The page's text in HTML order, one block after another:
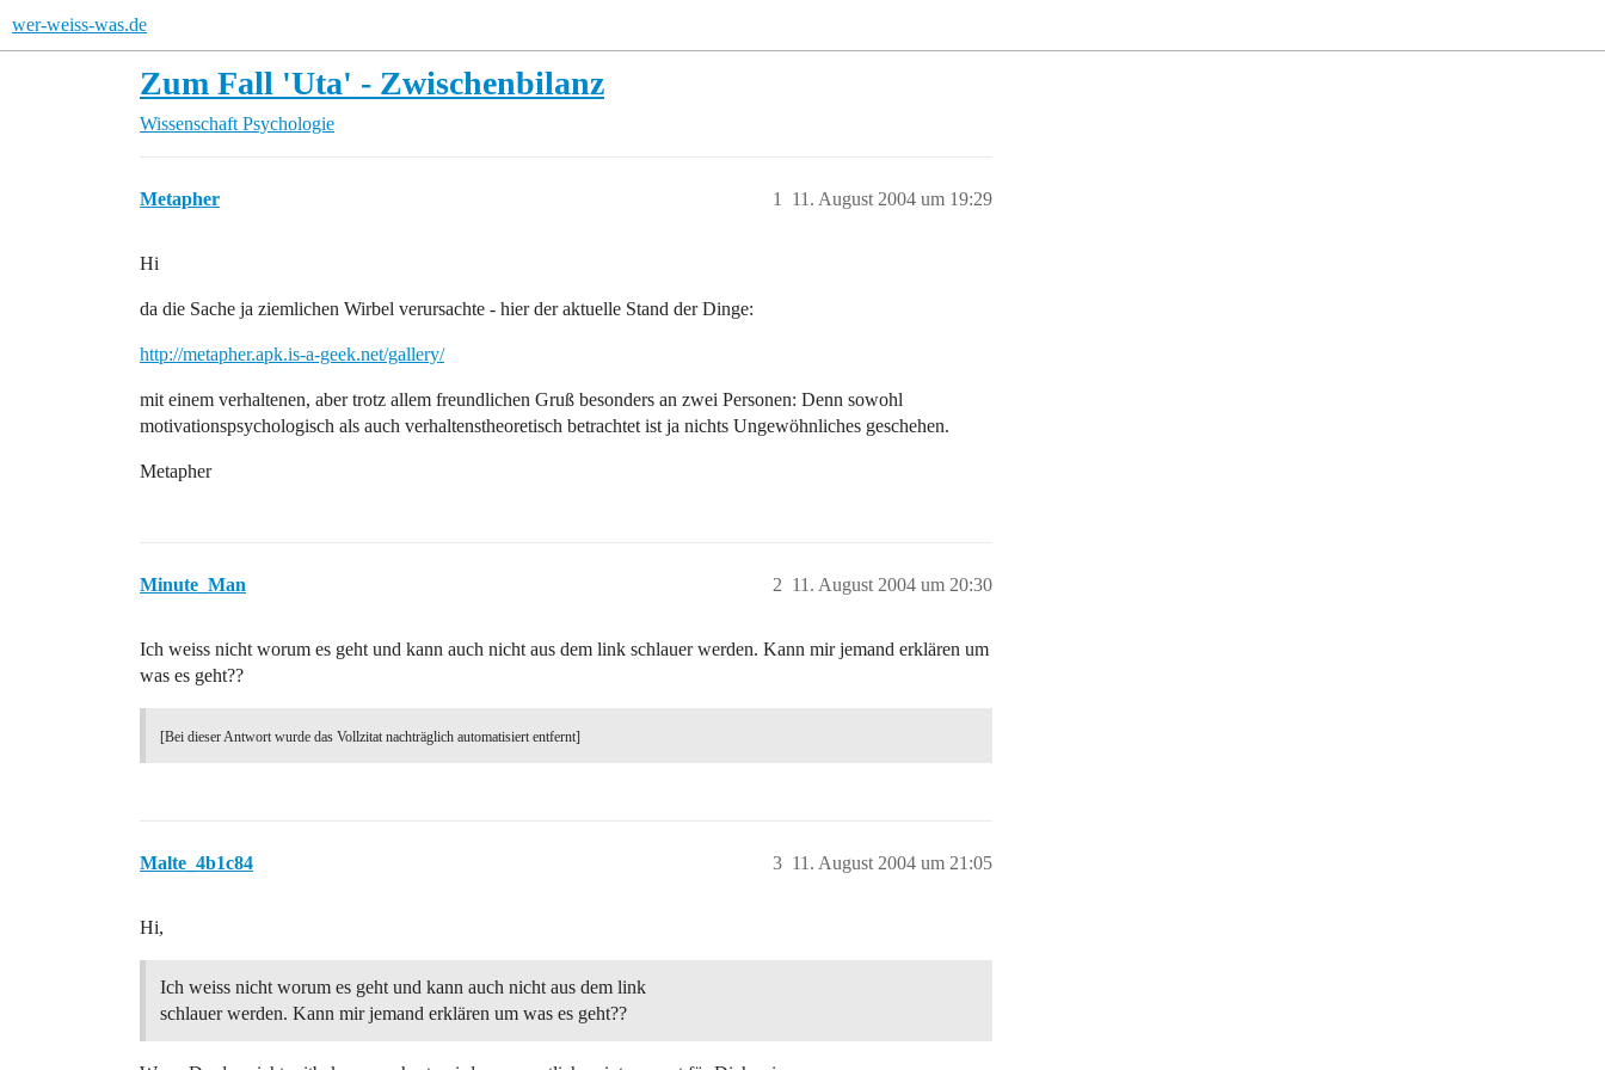
wer-weiss-was.de
Zum Fall 'Uta' - Zwischenbilanz
Wissenschaft Psychologie
Metapher 11. August 2004 um 19:29
1
Hi
da die Sache ja ziemlichen Wirbel verursachte - hier der aktuelle Stand der Dinge:
http://metapher.apk.is-a-geek.net/gallery/
mit einem verhaltenen, aber trotz allem freundlichen Gruß besonders an zwei Personen: Denn sowohl
motivationspsychologisch als auch verhaltenstheoretisch betrachtet ist ja nichts Ungewöhnliches geschehen.
Metapher
Minute_Man 11. August 2004 um 20:30
2
Ich weiss nicht worum es geht und kann auch nicht aus dem link schlauer werden. Kann mir jemand erklären um
was es geht??
[Bei dieser Antwort wurde das Vollzitat nachträglich automatisiert entfernt]
Malte_4b1c84 11. August 2004 um 21:05
3
Hi,
Ich weiss nicht worum es geht und kann auch nicht aus dem link
schlauer werden. Kann mir jemand erklären um was es geht??